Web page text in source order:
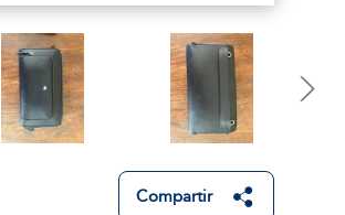
Compartir